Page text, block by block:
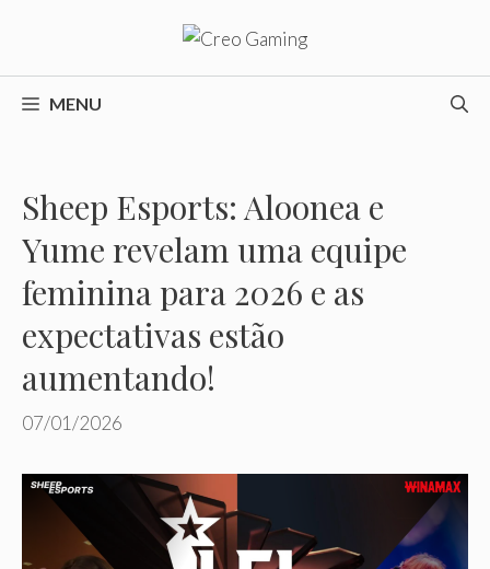
o
conteúdoMENU
Sheep Esports: Aloonea e
Yume revelam uma equipe
feminina para 2026 e as
expectativas estão
aumentando!
07/01/2026